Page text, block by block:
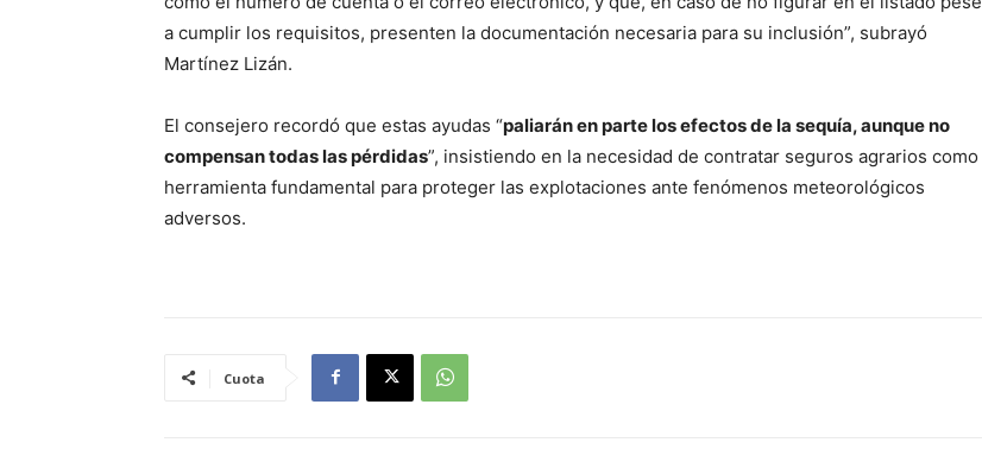
a cumplir los requisitos, presenten la documentación necesaria para su inclusión”, subrayó
Martínez Lizán.
El consejero recordó que estas ayudas “paliarán en parte los efectos de la sequía, aunque no
compensan todas las pérdidas”, insistiendo en la necesidad de contratar seguros agrarios como
herramienta fundamental para proteger las explotaciones ante fenómenos meteorológicos
adversos.
Cuota